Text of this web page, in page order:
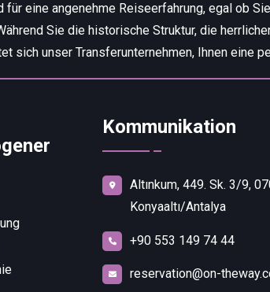
eine angenehme Reiseerfahrung, egal ob
Sie die historische Struktur, die
sich unser Transferunternehmen, Ihnen eine
Kommunikation
Altınkum, 449. Sk. 3/9,
Konyaaltı/Antalya
+90 553 149 74 44
reservation@on-